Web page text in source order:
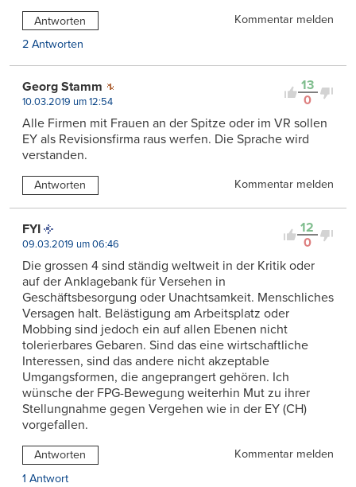
Antworten
Kommentar melden
2 Antworten
13
0
Georg Stamm
10.03.2019 um 12:54
Alle Firmen mit Frauen an der Spitze oder im VR sollen
EY als Revisionsfirma raus werfen. Die Sprache wird
verstanden.
Antworten Kommentar melden
12
0
FYI
09.03.2019 um 06:46
Die grossen 4 sind ständig weltweit in der Kritik oder
auf der Anklagebank für Versehen in
Geschäftsbesorgung oder Unachtsamkeit. Menschliches
Versagen halt. Belästigung am Arbeitsplatz oder
Mobbing sind jedoch ein auf allen Ebenen nicht
tolerierbares Gebaren. Sind das eine wirtschaftliche
Interessen, sind das andere nicht akzeptable
Umgangsformen, die angeprangert gehören. Ich
wünsche der FPG-Bewegung weiterhin Mut zu ihrer
Stellungnahme gegen Vergehen wie in der EY (CH)
vorgefallen.
Antworten
Kommentar melden
1 Antwort